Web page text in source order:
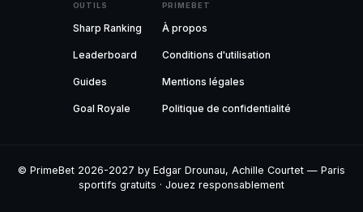
OUTILS
Sharp Ranking
Leaderboard
Guides
Goal Royale
PRIMEBET
À propos
Conditions d'utilisation
Mentions légales
Politique de confidentialité
© PrimeBet 2026-2027 by Edgar Drounau, Achille Courtet — Paris
sportifs gratuits · Jouez responsablement